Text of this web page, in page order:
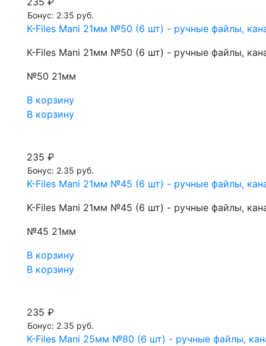
Бонус: 2.35 руб.
K-Files Mani 21мм №50 (6 шт) - ручные файлы,
K-Files Mani 21мм №50 (6 шт) - ручные файлы,
№50 21мм
В корзину
В корзину
235 ₽
Бонус: 2.35 руб.
K-Files Mani 21мм №45 (6 шт) - ручные файлы,
K-Files Mani 21мм №45 (6 шт) - ручные файлы,
№45 21мм
В корзину
В корзину
235 ₽
Бонус: 2.35 руб.
K-Files Mani 25мм №80 (6 шт) - ручные файлы,